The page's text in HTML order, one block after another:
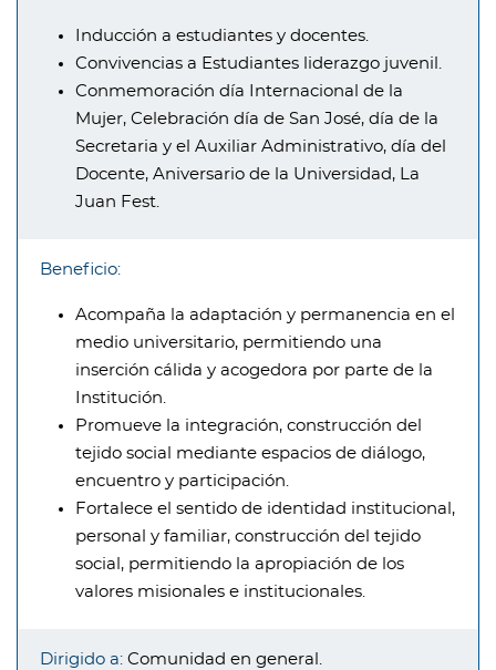
Inducción a estudiantes y docentes.
Convivencias a Estudiantes liderazgo juvenil.
Conmemoración día Internacional de la
Mujer, Celebración día de San José, día de la
Secretaria y el Auxiliar Administrativo, día del
Docente, Aniversario de la Universidad, La
Juan Fest.
Beneficio:
Acompaña la adaptación y permanencia en el
medio universitario, permitiendo una
inserción cálida y acogedora por parte de la
Institución.
Promueve la integración, construcción del
tejido social mediante espacios de diálogo,
encuentro y participación.
Fortalece el sentido de identidad institucional,
personal y familiar, construcción del tejido
social, permitiendo la apropiación de los
valores misionales e institucionales.
Dirigido a: Comunidad en general.